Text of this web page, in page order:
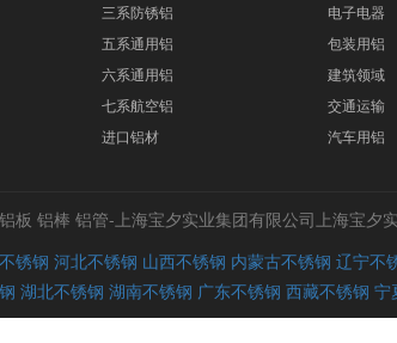
三系防锈铝
五系通用铝
六系通用铝
七系航空铝
进口铝材
电子电器
包装用铝
建筑领域
交通运输
汽车用铝
板 铝棒 铝管-上海宝夕实业集团有限公司上海宝夕
锈钢 河北不锈钢 山西不锈钢 内蒙古不锈钢 辽宁不
湖北不锈钢 湖南不锈钢 广东不锈钢 西藏不锈钢 宁